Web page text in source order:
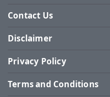
Contact Us
Disclaimer
Privacy Policy
Terms and Conditions